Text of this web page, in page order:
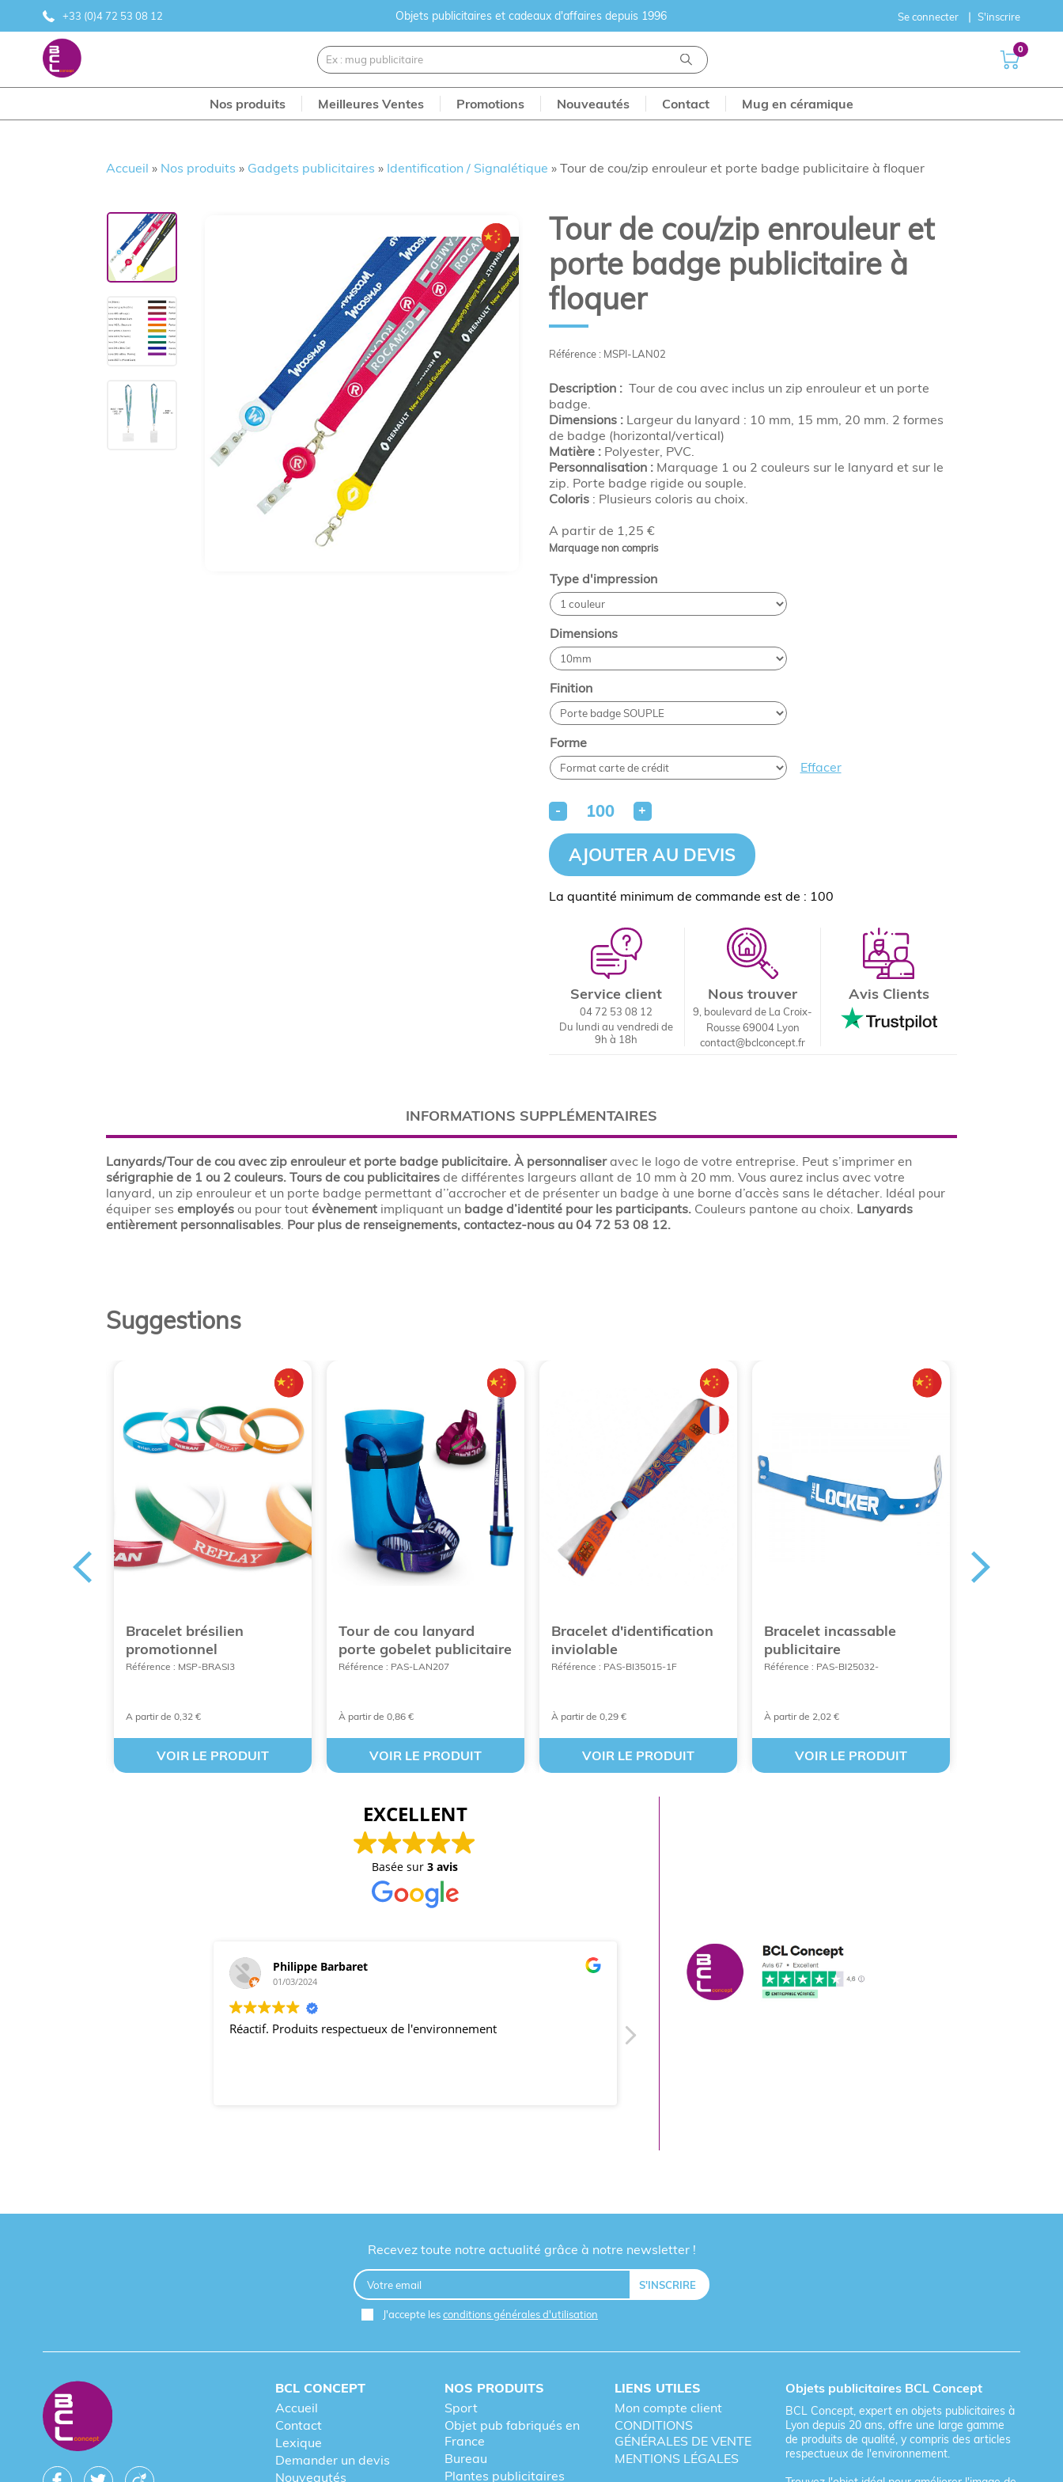
+33 (0)4 72 53 08 12 Objets publicitaires et cadeaux d'affaires depuis 1996 Se connecter S'inscrire
0
Nos produits Meilleures Ventes Promotions Nouveautés Contact Mug en céramique
Accueil » Nos produits » Gadgets publicitaires » Identification / Signalétique »Tour de cou/zip enrouleur et porte badge publicitaire à floquer
Référence : MSPI-LAN02
A partir de 1,25 €
Marquage non compris
Tour de cou/zip enrouleur et
porte badge publicitaire à
floquer
Description : Tour de cou avec inclus un zip enrouleur et un porte
badge.
Dimensions :Largeur du lanyard : 10 mm, 15 mm, 20 mm. 2 formes
de badge (horizontal/vertical)
Matière :Polyester, PVC.
Personnalisation :Marquage 1 ou 2 couleurs sur le lanyard et sur le
zip. Porte badge rigide ou souple.
Coloris: Plusieurs coloris au choix.
Type d'impression
Dimensions
Finition
Forme
Effacer
- +
AJOUTER AU DEVIS
La quantité minimum de commande est de : 100
Service client
04 72 53 08 12
Du lundi au vendredi de
9h à 18h
Nous trouver
9, boulevard de La Croix-
Rousse 69004 Lyon
contact@bclconcept.fr
Avis Clients
INFORMATIONS SUPPLÉMENTAIRES
Lanyards/Tour de cou avec zip enrouleur et porte badge publicitaire. À personnaliseravec le logo de votre entreprise. Peut s’imprimer en
sérigraphie de 1 ou 2 couleurs.Tours de cou publicitaires de différentes largeurs allant de 10 mm à 20 mm. Vous aurez inclus avec votre
lanyard, un zip enrouleur et un porte badge permettant d’’accrocher et de présenter un badge à une borne d’accès sans le détacher. Idéal pour
équiper sesemployés ou pour toutévènement impliquant un badge d’identité pour les participants. Couleurs pantone au choix. Lanyards
entièrement personnalisables. Pour plus de renseignements, contactez-nous au 04 72 53 08 12.
Suggestions
Bracelet brésilien
promotionnel
Référence : MSP-BRASI3
A partir de 0,32 €
VOIR LE PRODUIT
Tour de cou lanyard
porte gobelet publicitaire
Référence : PAS-LAN207
À partir de 0,86 €
VOIR LE PRODUIT
Bracelet d'identification
inviolable
Référence : PAS-BI35015-1F
À partir de 0,29 €
VOIR LE PRODUIT
Bracelet incassable
publicitaire
Référence : PAS-BI25032-
À partir de 2,02 €
VOIR LE PRODUIT
EXCELLENT
Basée sur3 avis
Philippe Barbaret
01/03/2024
Réactif. Produits respectueux de l'environnement
marcus leleu
21/03/2018
Recevez toute notre actualité grâce à notre newsletter !
J'accepte lesconditions générales d'utilisation
BCL CONCEPT
Accueil
Contact
Lexique
Demander un devis
Nouveautés
NOS PRODUITS
Sport
Objet pub fabriqués en
France
Bureau
Plantes publicitaires
LIENS UTILES
Mon compte client
CONDITIONS
GÉNÉRALES DE VENTE
MENTIONS LÉGALES
Objets publicitaires BCL Concept
BCL Concept, expert en objets publicitaires à
Lyon depuis 20 ans, offre une large gamme
de produits de qualité, y compris des articles
respectueux de l'environnement.